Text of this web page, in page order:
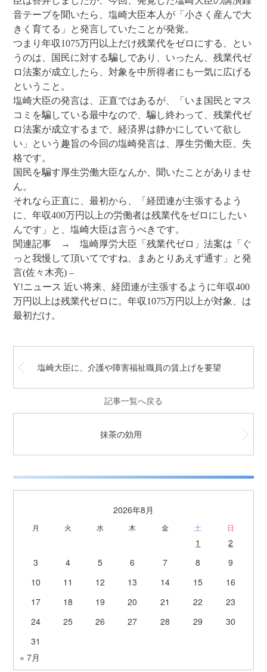
音テープを聞いたら、塩崎大臣本人が「小さく産んで大
きく育てる」と発言していたことが発覚。
つまり年収1075万円以上だけ残業代をゼロにする、とい
うのは、国民に対する騙しであり、いったん、残業代ゼ
ロ法案が成立したら、対象を中所得者にも一気に広げる
ということ。
塩崎大臣の発言は、正直ではあるが、「いま国民とマス
コミを騙している最中なので、騙し終わって、残業代ゼ
ロ法案が成立するまで、経済界は静かにしていて欲し
い」という趣旨の今回の塩崎発言は、厚生労働大臣、失
格です。
国民を騙す厚生労働大臣なんか、聞いたことがありませ
ん。
それなら正直に、最初から、「経団連が主張するよう
に、年収400万円以上の労働者は残業代をゼロにしたい
んです」と、塩崎大臣は言うべきです。
関連記事 → 塩崎厚労大臣「残業代ゼロ」法案は「ぐ
っと我慢して頂いてですね、まあとりあえず通す」と発
言(佐々木亮) –
Y!ニュース 近い将来、経団連が主張するように年収400
万円以上は残業代ゼロに。年収1075万円以上が対象、は
最初だけ。
塩崎大臣に、介護や障害福祉職員の賃上げを要望
記事一覧へ戻る
抹茶の効用
2026年8月
月 火 水 木 金 土 日
1
2
3
4 5 6 7 8
9
10
11 12 13 14 15
16
17
18 19 20 21 22
23
24
25 26 27 28 29
30
31
« 7月